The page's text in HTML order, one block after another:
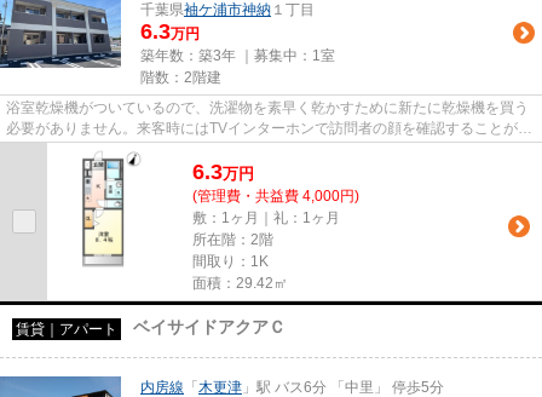
千葉県袖ケ浦市神納 １丁目
6.3万円
築年数：築3年 ｜募集中： 1室
階数：2階建
浴室乾燥機がついているので、洗濯物を素早く乾かすために新たに乾燥機を買う
必要がありません。来客時にはTVインターホンで訪問者の顔を確認することがき
るので安心感があります。共...
6.3万円
(管理費・共益費 4,000円)
敷：1ヶ月｜礼：1ヶ月
所在階：2階
間取り：1K
面積：29.42㎡
賃貸｜アパート ベイサイドアクアＣ
内房線 「 木更津 」駅 バス6分 「中里」 停歩5分